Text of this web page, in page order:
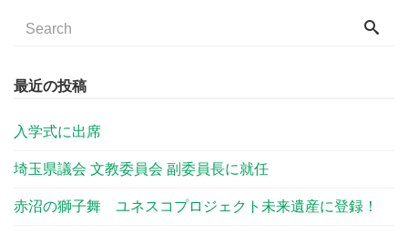
最近の投稿
入学式に出席
埼玉県議会 文教委員会 副委員長に就任
赤沼の獅子舞 ユネスコプロジェクト未来遺産に登録！